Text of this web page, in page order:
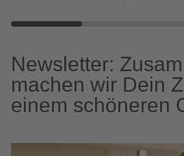
Newsletter:
machen wir Dein
einem schöneren